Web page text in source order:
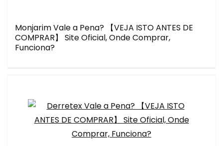
Monjarim Vale a Pena? 【VEJA ISTO ANTES DE
COMPRAR】 Site Oficial, Onde Comprar,
Funciona?